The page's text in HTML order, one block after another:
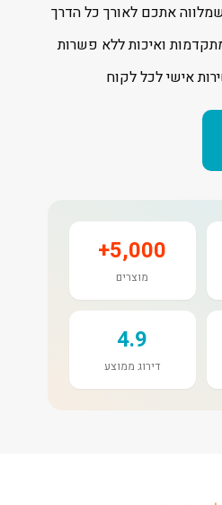
אתכם לאורך כל הדרך
ואיכות ללא פשרות
אישי לכל לקוח
5,000+
מוצרים
4.9
דירוג ממוצע